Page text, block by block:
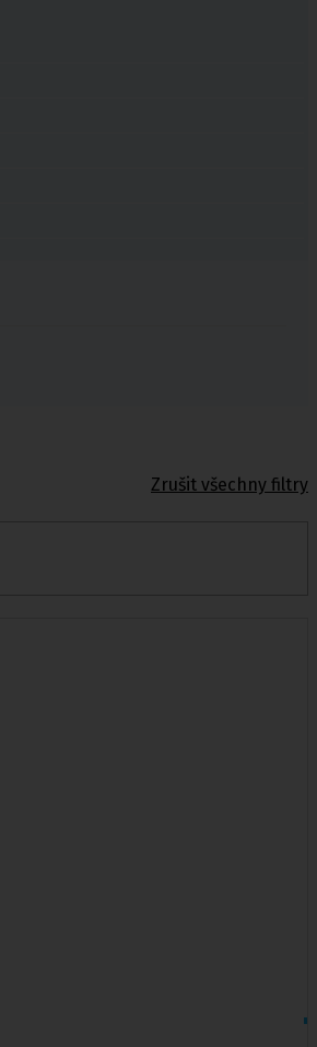
Zrušit všechny filtry